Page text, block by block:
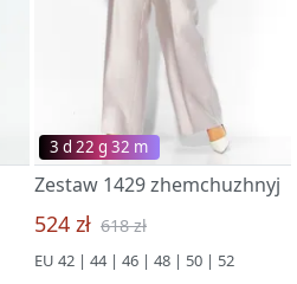
3 d 22 g 32 m
Zestaw 1429 zhemchuzhnyj
524 zł 618 zł
EU 42 | 44 | 46 | 48 | 50 | 52